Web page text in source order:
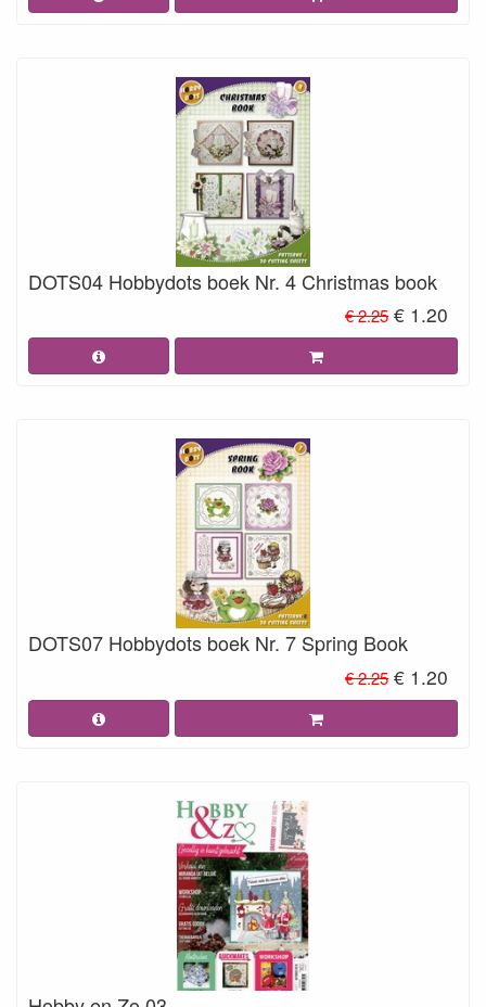
DOTS04 Hobbydots boek Nr. 4 Christmas book
€ 2.25 € 1.20
DOTS07 Hobbydots boek Nr. 7 Spring Book
€ 2.25 € 1.20